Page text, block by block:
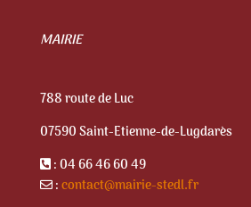
MAIRIE
788 route de Luc
07590 Saint-Etienne-de-Lugdarès
: 04 66 46 60 49
:contact@mairie-stedl.fr